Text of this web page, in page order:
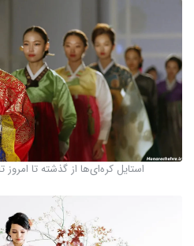
استایل کره‌ای‌ها از گذشته تا